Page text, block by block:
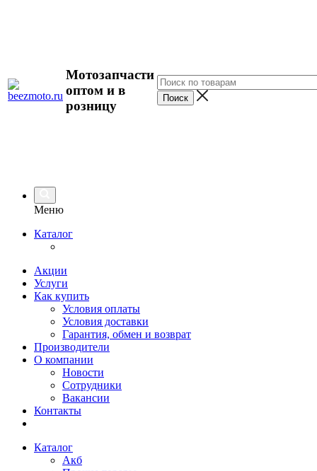
Мотозапчасти
оптом и в
розницу
Меню
Каталог
Акции
Услуги
Как купить
Условия оплаты
Условия доставки
Гарантия, обмен и возврат
Производители
О компании
Новости
Сотрудники
Вакансии
Контакты
Каталог
Акб